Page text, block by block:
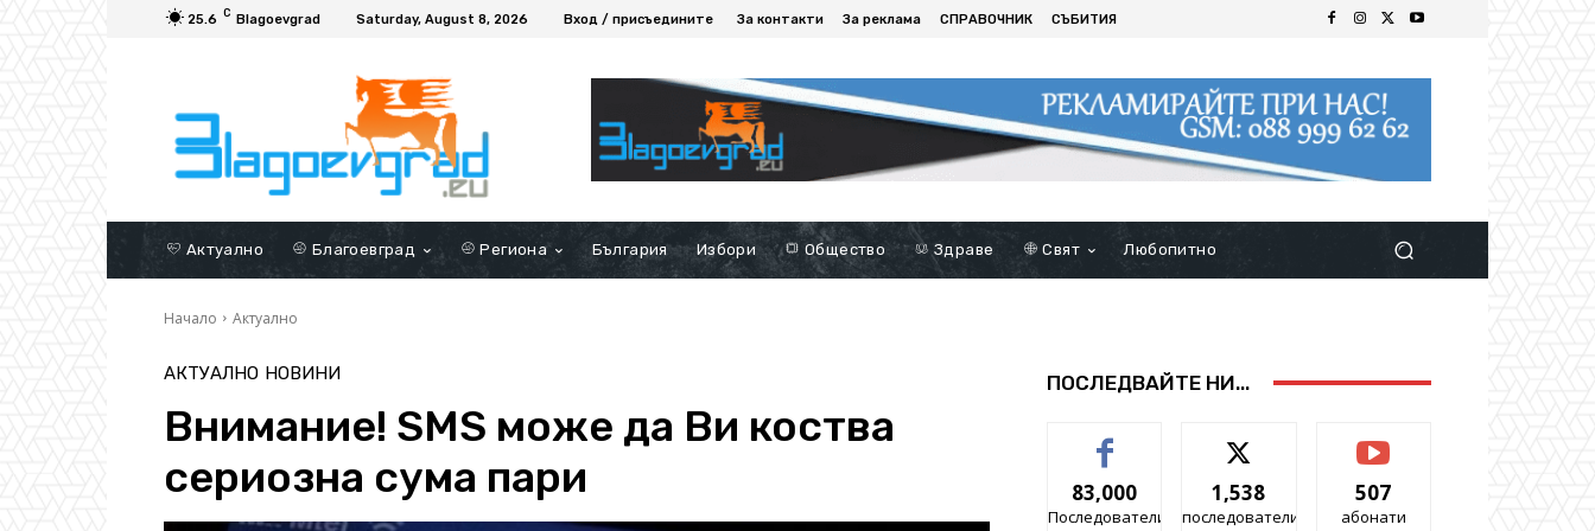
25.6 C Blagoevgrad Saturday, August 8, 2026 Вход / присъедините За контакти За реклама СПРАВОЧНИК СЪБИТИЯ
Актуално Благоевград Региона България Избори Общество Здраве Свят Любопитно
Начало Актуално
АКТУАЛНО НОВИНИ
Внимание! SMS може да Ви коства
сериозна сума пари
ПОСЛЕДВАЙТЕ НИ...
83,000
Последователи
1,538
последователи
507
абонати